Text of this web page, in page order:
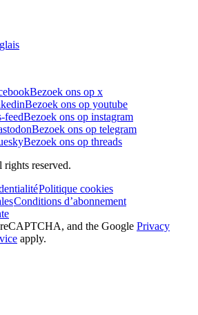
Bezoek ons op x
Bezoek ons op youtube
feedBezoek ons op instagram
Bezoek ons op telegram
Bezoek ons op threads
reserved.
Politique cookies
Conditions d’abonnement
and the Google Privacy
apply.